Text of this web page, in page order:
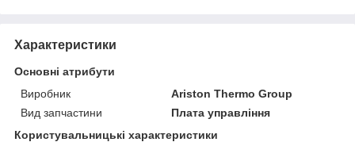
Характеристики
Основні атрибути
Виробник
Ariston Thermo Group
Вид запчастини
Плата управління
Користувальницькі характеристики